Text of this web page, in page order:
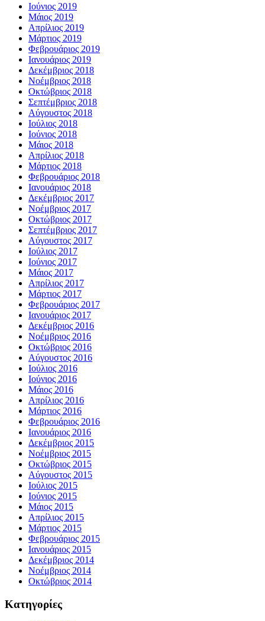
Ιούνιος 2019
Μάιος 2019
Απρίλιος 2019
Μάρτιος 2019
Φεβρουάριος 2019
Ιανουάριος 2019
Δεκέμβριος 2018
Νοέμβριος 2018
Οκτώβριος 2018
Σεπτέμβριος 2018
Αύγουστος 2018
Ιούλιος 2018
Ιούνιος 2018
Μάιος 2018
Απρίλιος 2018
Μάρτιος 2018
Φεβρουάριος 2018
Ιανουάριος 2018
Δεκέμβριος 2017
Νοέμβριος 2017
Οκτώβριος 2017
Σεπτέμβριος 2017
Αύγουστος 2017
Ιούλιος 2017
Ιούνιος 2017
Μάιος 2017
Απρίλιος 2017
Μάρτιος 2017
Φεβρουάριος 2017
Ιανουάριος 2017
Δεκέμβριος 2016
Νοέμβριος 2016
Οκτώβριος 2016
Αύγουστος 2016
Ιούλιος 2016
Ιούνιος 2016
Μάιος 2016
Απρίλιος 2016
Μάρτιος 2016
Φεβρουάριος 2016
Ιανουάριος 2016
Δεκέμβριος 2015
Νοέμβριος 2015
Οκτώβριος 2015
Αύγουστος 2015
Ιούλιος 2015
Ιούνιος 2015
Μάιος 2015
Απρίλιος 2015
Μάρτιος 2015
Φεβρουάριος 2015
Ιανουάριος 2015
Δεκέμβριος 2014
Νοέμβριος 2014
Οκτώβριος 2014
Kατηγορίες